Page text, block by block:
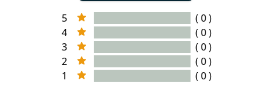
5
( 0 )
4
( 0 )
3
( 0 )
2
( 0 )
1
( 0 )